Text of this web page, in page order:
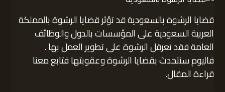
قضايا الرشوة بالسعودية قد تؤثر قضايا الرشوة بالمملكة
العربية السعودية على المؤسسات بالدول والوظائف
العامة فقد تعرقل الرشوة على تطوير العمل بها .
فاليوم سنتحدث بقضايا الرشوة وعقوبتها فتابع معنا
قراءة المقال.